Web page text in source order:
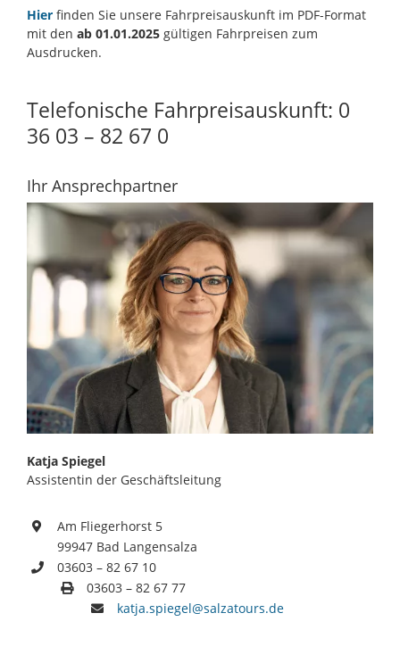
Hierfinden Sie unsere Fahrpreisauskunft im PDF-Format
mit den ab 01.01.2025gültigen Fahrpreisen zum
Ausdrucken.
Telefonische Fahrpreisauskunft: 0
36 03 – 82 67 0
Ihr Ansprechpartner
Katja Spiegel
Assistentin der Geschäftsleitung
Am Fliegerhorst 5
99947 Bad Langensalza
03603 – 82 67 10
03603 – 82 67 77
katja.spiegel@salzatours.de